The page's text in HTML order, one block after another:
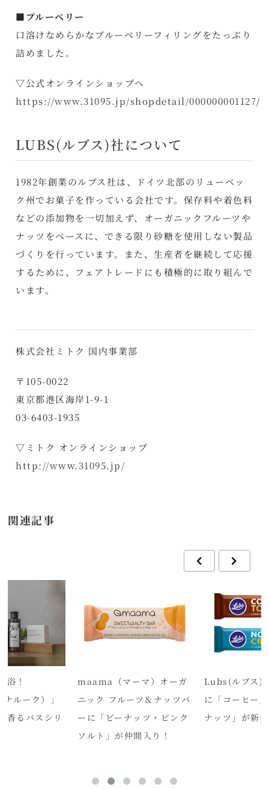
■ブルーベリー
口溶けなめらかなブルーベリーフィリングをたっぷり
詰めました。
▽公式オンラインショップへ
https://www.31095.jp/shopdetail/000000001127/
LUBS(ルブス)社について
1982年創業のルブス社は、ドイツ北部のリューベッ
ク州でお菓子を作っている会社です。保存料や着色料
などの添加物を一切加えず、オーガニックフルーツや
ナッツをベースに、できる限り砂糖を使用しない製品
づくりを行っています。また、生産者を継続して応援
するために、フェアトレードにも積極的に取り組んで
います。
株式会社ミトク 国内事業部
〒105-0022
東京都港区海岸1-9-1
03-6403-1935
▽ミトク オンラインショップ
http://www.31095.jp/
関連記事
浴！
ルーク）」
香るバスシリ
maama（マーマ）オーガ
ニック フルーツ＆ナッツバ
ーに「ピーナッツ・ピンク
ソルト」が仲間入り！
Lubs(ルブス)
に「コーヒー
ナッツ」が新